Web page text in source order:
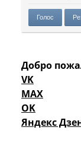
Добро
VK
MAX
OK
Яндекс